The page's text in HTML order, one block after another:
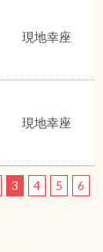
現地幸座
現地幸座
3 4 5 6